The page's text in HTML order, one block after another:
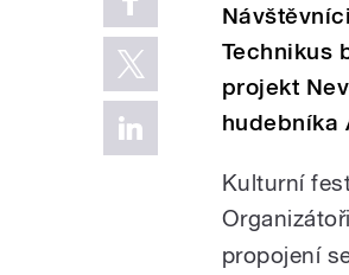
Technikus
projekt
hudebníka
Kulturní
Organizátoři
propojení